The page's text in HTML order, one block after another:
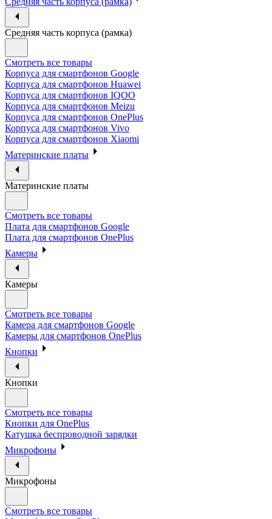
Средняя часть корпуса (рамка)
Смотреть все товары
Корпуса для смартфонов Google
Корпуса для смартфонов Huawei
Корпуса для смартфонов IQOO
Корпуса для смартфонов Meizu
Корпуса для смартфонов OnePlus
Корпуса для смартфонов Vivo
Корпуса для смартфонов Xiaomi
Материнские платы
Материнские платы
Смотреть все товары
Плата для смартфонов Google
Плата для смартфонов OnePlus
Камеры
Камеры
Смотреть все товары
Камера для смартфонов Google
Камеры для смартфонов OnePlus
Кнопки
Кнопки
Смотреть все товары
Кнопки для OnePlus
Катушка беспроводной зарядки
Микрофоны
Микрофоны
Смотреть все товары